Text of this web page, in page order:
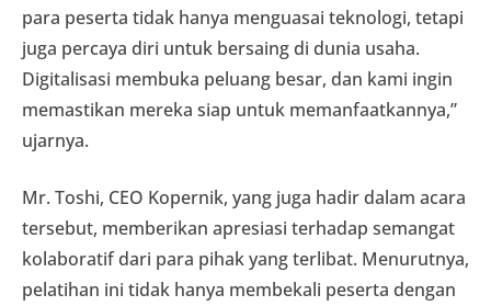
para peserta tidak hanya menguasai teknologi, tetapi
juga percaya diri untuk bersaing di dunia usaha.
Digitalisasi membuka peluang besar, dan kami ingin
memastikan mereka siap untuk memanfaatkannya,”
ujarnya.
Mr. Toshi, CEO Kopernik, yang juga hadir dalam acara
tersebut, memberikan apresiasi terhadap semangat
kolaboratif dari para pihak yang terlibat. Menurutnya,
pelatihan ini tidak hanya membekali peserta dengan